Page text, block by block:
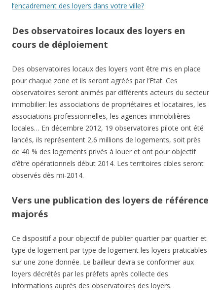
l’encadrement des loyers dans votre ville?
Des observatoires locaux des loyers en
cours de déploiement
Des observatoires locaux des loyers vont être mis en place
pour chaque zone et ils seront agréés par l’Etat. Ces
observatoires seront animés par différents acteurs du secteur
immobilier: les associations de propriétaires et locataires, les
associations professionnelles, les agences immobilières
locales… En décembre 2012, 19 observatoires pilote ont été
lancés, ils représentent 2,6 millions de logements, soit près
de 40 % des logements privés à louer et ont pour objectif
d’être opérationnels début 2014. Les territoires cibles seront
observés dès mi-2014.
Vers une publication des loyers de référence
majorés
Ce dispositif a pour objectif de publier quartier par quartier et
type de logement par type de logement les loyers praticables
sur une zone donnée. Le bailleur devra se conformer aux
loyers décrétés par les préfets après collecte des
informations auprès des observatoires des loyers.